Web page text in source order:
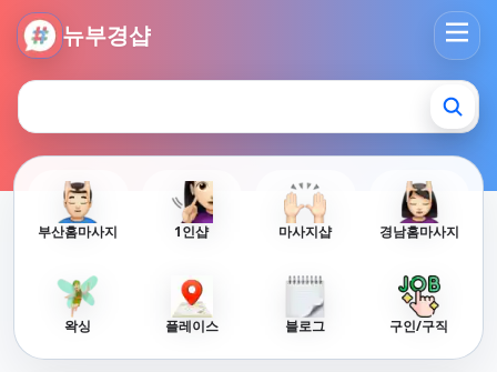
뉴부경샵
뉴부경샵 - 부산 마사지 사이트 부산마사지 부산홈타이 부산출
부산홈마사지 1인샵 마사지샵 경남홈마사지
왁싱 플레이스 블로그 구인/구직